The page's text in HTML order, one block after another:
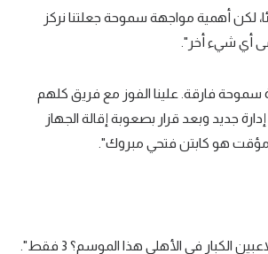
لكن أهمية مواجهة سموحة جعلتنا نركز
أي شيء أخر".
سموحة فارقة. علينا الفوز مع فريق كلهم
جديد وبعد قرار بصعوبة إقالة الجهاز
هو كابتن فتحي مبروك".
الكبار في الأهلي هذا الموسم؟ 3 فقط".